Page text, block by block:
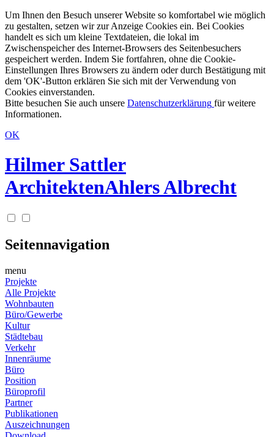
Um Ihnen den Besuch unserer Website so komfortabel wie möglich
zu gestalten, setzen wir zur Anzeige Cookies ein. Bei Cookies
handelt es sich um kleine Textdateien, die lokal im
Zwischenspeicher des Internet-Browsers des Seitenbesuchers
gespeichert werden. Indem Sie fortfahren, ohne die Cookie-
Einstellungen Ihres Browsers zu ändern oder durch Bestätigung mit
dem 'OK'-Button erklären Sie sich mit der Verwendung von
Cookies einverstanden.
Bitte besuchen Sie auch unsere Datenschutzerklärung für weitere
Informationen.
OK
Hilmer Sattler
ArchitektenAhlers Albrecht
Seitennavigation
menu
Projekte
Alle Projekte
Wohnbauten
Büro/Gewerbe
Kultur
Städtebau
Verkehr
Innenräume
Büro
Position
Büroprofil
Partner
Publikationen
Auszeichnungen